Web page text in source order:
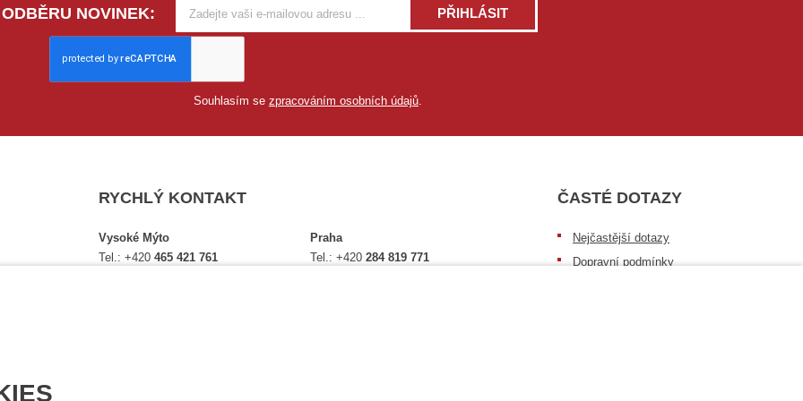
NOVINEK: PŘIHLÁSIT
Souhlasím se zpracováním osobních údajů
RYCHLÝ KONTAKT
Vysoké Mýto
Tel.:+420465 421 761
Praha
Tel.:+420284 819 771
ČASTÉ DOTAZY
Nejčastější dotazy
Dopravní podmínky